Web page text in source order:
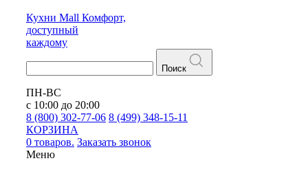
Кухни Mall Комфорт,
доступный
каждому
Поиск
ПН-ВС
с 10:00 до 20:00
8 (800) 302-77-06 8 (499) 348-15-11
КОРЗИНА
0 товаров. Заказать звонок
Меню